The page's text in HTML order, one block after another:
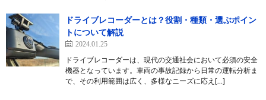
ドライブレコーダーとは？役割・種類・選ぶポイン
トについて解説
2024.01.25
ドライブレコーダーは、現代の交通社会において必須の安全
機器となっています。車両の事故記録から日常の運転分析ま
で、その利用範囲は広く、多様なニーズに応え[…]